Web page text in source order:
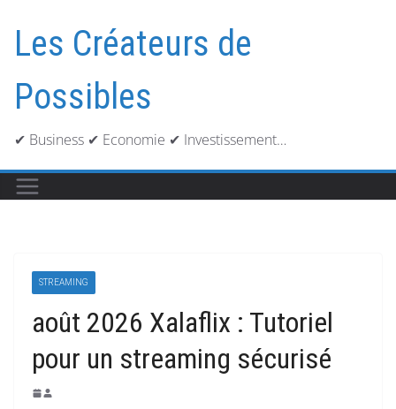
contenu
Les Créateurs de
Possibles
✔ Business ✔ Economie ✔ Investissement…
STREAMING
août 2026 Xalaflix : Tutoriel
pour un streaming sécurisé